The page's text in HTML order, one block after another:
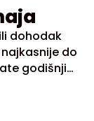
dohodak
do
godišnji